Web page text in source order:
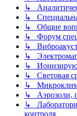
↳
↳
↳ Общие
↳ Форум
↳
↳
↳
↳ Световая
↳
↳ Аэрозоли,
↳
контроля